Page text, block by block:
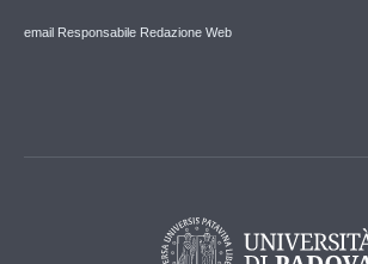
email Responsabile Redazione Web